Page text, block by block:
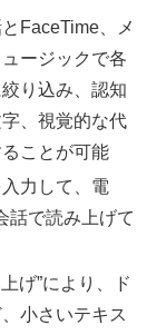
FaceTime、メ
ージックで各
り込み、認知
、視覚的な代
ことが可能
力して、電
話で読み上げて
げ”により、ド
小さいテキス